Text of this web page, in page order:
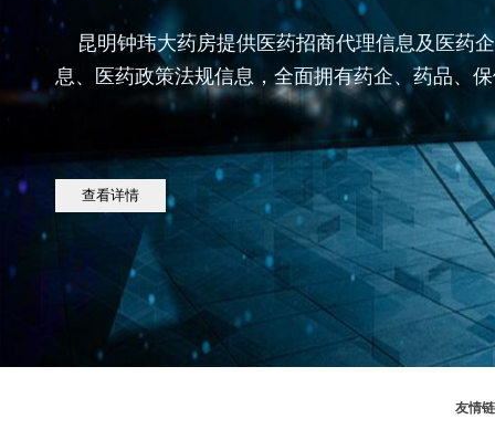
昆明钟玮大药房提供医药招商代理信息及医药
息、医药政策法规信息，全面拥有药企、药品、
查看详情
友情